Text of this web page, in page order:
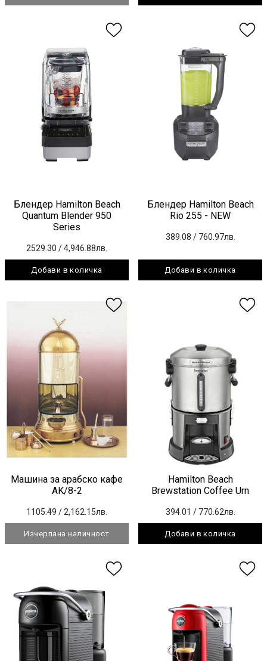
Блендер Hamilton Beach
Quantum Blender 950
Series
2529.30 / 4,946.88лв.
Добави в количка
Блендер Hamilton Beach
Rio 255 - NEW
389.08 / 760.97лв.
Добави в количка
Машина за арабско кафе
ΑΚ/8-2
1105.49 / 2,162.15лв.
Изчерпана наличност
Hamilton Beach
Brewstation Coffee Urn
394.01 / 770.62лв.
Добави в количка